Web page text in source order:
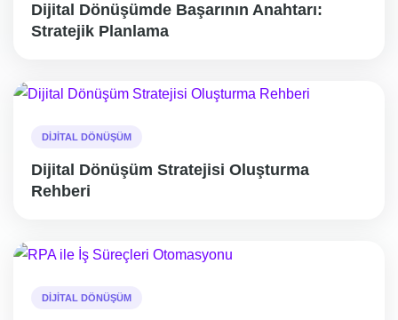
Dijital Dönüşümde Başarının Anahtarı:
Stratejik Planlama
DIJITAL DÖNÜŞÜM
Dijital Dönüşüm Stratejisi Oluşturma
Rehberi
DIJITAL DÖNÜŞÜM